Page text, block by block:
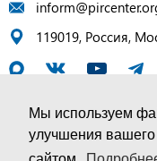
Мы используем
улучшения
119019, Россия,
© ПИР-Центр,